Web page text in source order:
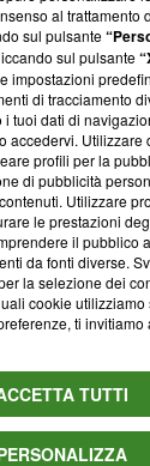
Via
+39 0690258937
al trattamento
sul pulsante
sul pulsante
impostazioni
di tracciamento
i tuoi dati di
accedervi. Utilizzare
profili per la
di pubblicità
Utilizzare
le prestazioni
il pubblico
da fonti diverse.
la selezione dei
cookie
ti invitiamo
TUTTI